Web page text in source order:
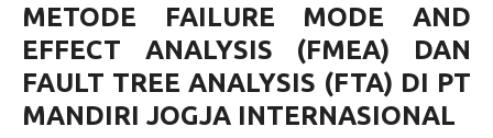
METODE FAILURE MODE AND
EFFECT ANALYSIS (FMEA) DAN
FAULT TREE ANALYSIS (FTA) DI PT
MANDIRI JOGJA INTERNASIONAL